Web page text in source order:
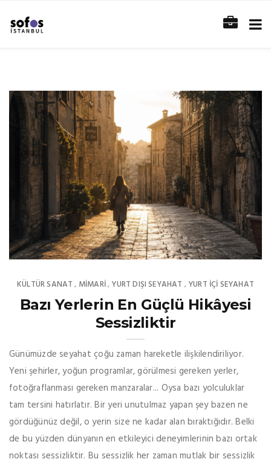
KÜLTÜR SANAT , MIMARI, YURT DIŞI SEYAHAT , YURT İÇİ SEYAHAT
Bazı Yerlerin En Güçlü Hikâyesi
Sessizliktir
Günümüzde seyahat çoğu zaman hareketle ilişkilendiriliyor.
Yeni şehirler, yoğun programlar, görülmesi gereken yerler,
fotoğraflanması gereken manzaralar... Oysa bazı yolculuklar
tam tersini hatırlatır. Bir yeri unutulmaz yapan şey bazen ne
gördüğünüz değil, o yerin size ne kadar alan bıraktığıdır. Belki
de bu yüzden dünyanın en etkileyici deneyimlerinin bazı ortak
noktası sessizliktir. Bu sessizlik her zaman mutlak bir sessizlik